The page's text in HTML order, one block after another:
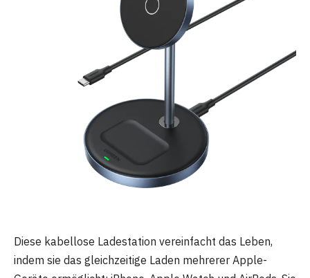
Diese kabellose Ladestation vereinfacht das Leben,
indem sie das gleichzeitige Laden mehrerer Apple-